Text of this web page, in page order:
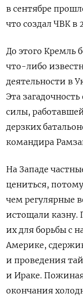
в сентябре
что создал ЧВК в
До этого Кремль
что-либо
деятельности в
Эта
силы,
дерзких
командира
На Западе
цениться,
чем регулярные
истощали казну.
их для борьбы с
Америке,
и проведения
и Ираке.
окончания